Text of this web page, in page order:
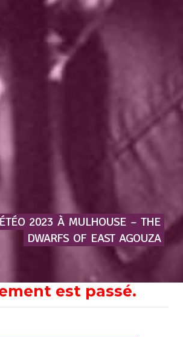
2023 À MULHOUSE – THE
DWARFS OF EAST AGOUZA
est passé.